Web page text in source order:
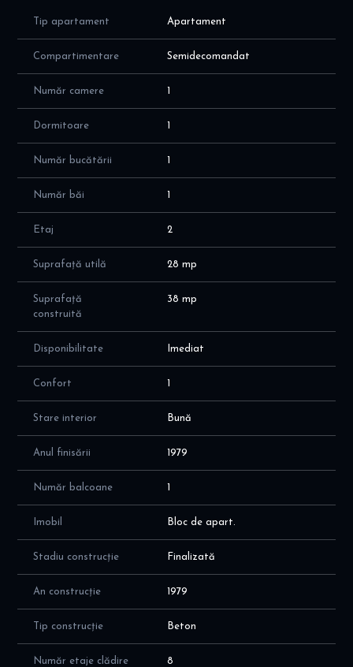
din termopan;
intrare este metalică și solidă;
- Toate instalațiile sanitare și de încălzire sunt noi, din țeavă PPR;
In imediata apropiere se intalnesc puncte farmaceutice, medicale,
comerciale, educationale, de divertisment, bancare, parcuri, piete,
etc.
la statia de metrou Lujerului , Magazine Plaza Mall.
Tip apartament Apartament
Compartimentare Semidecomandat
Număr camere 1
Dormitoare 1
Număr bucătării 1
Număr băi 1
Etaj 2
Suprafață utilă 28 mp
Suprafață
construită
38 mp
Disponibilitate Imediat
Confort 1
Stare interior Bună
Anul finisării 1979
Număr balcoane 1
Imobil Bloc de apart.
Stadiu construcție Finalizată
An construcție 1979
Tip construcție Beton
Număr etaje clădire 8